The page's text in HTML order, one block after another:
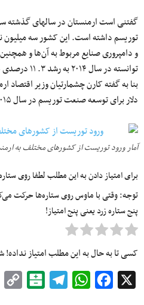
گفتنی است ارمنستان در سالهای گذشته
توریسم داشته است. این کشور سه
و دامپروری صنایع مربوط به آن‌ها و
توانسته در
دلار برای توسعه صنعت توریسم در سال ۲۰۱۵ اختصاص داده است.
آمار ورود توریست از کشورهای مختلف به
برای امتیاز دادن به این مطلب لطفا روی
توجه: وقتی با ماوس روی ستاره‌ها حرکت
پنج ستاره زرد یعنی پنج امتیاز!
کسی تا به حال به این مطلب امتیاز نداده!
Facebook
WhatsApp
Telegram